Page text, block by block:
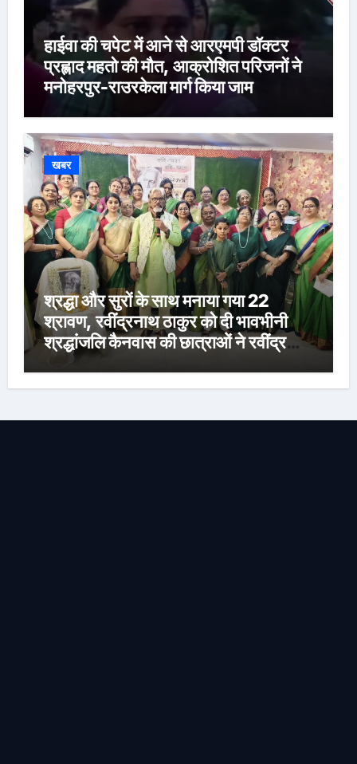
हाईवा की चपेट में आने से आरएमपी डॉक्टर
प्रह्लाद महतो की मौत, आक्रोशित परिजनों ने
मनोहरपुर-राउरकेला मार्ग किया जाम
खबर
श्रद्धा और सुरों के साथ मनाया गया 22
श्रावण, रवींद्रनाथ ठाकुर को दी भावभीनी
श्रद्धांजलि कैनवास की छात्राओं ने रवींद्र
बांधा समां